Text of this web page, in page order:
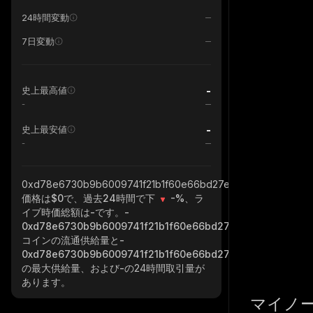
24時間変動
7日変動
史上最高値 -
-
史上最安値 -
-
価格は$0で、過去24時間で下
-% 、ラ
イブ時価総額は-です。 -
コインの流通供給量と -
の最大供給量、および-の24時間取引量が
あります。
マイノ